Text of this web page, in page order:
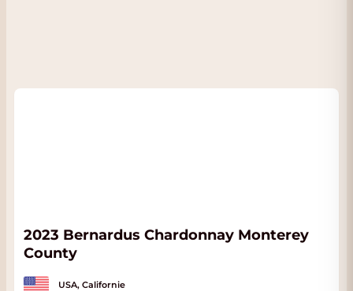
2023 Bernardus Chardonnay Monterey
County
USA, Californie